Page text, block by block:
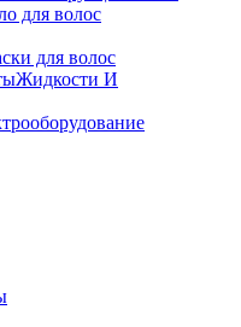
для волос
для волос
Жидкости И